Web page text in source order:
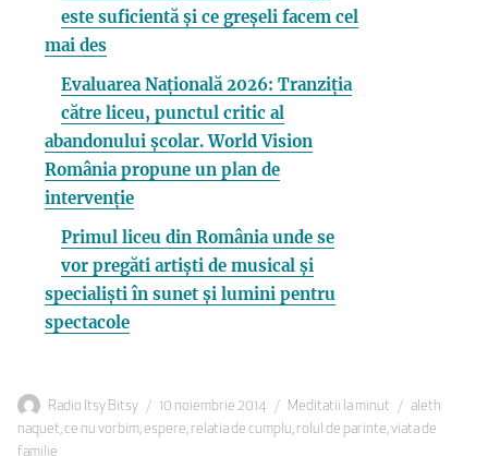
este suficientă și ce greșeli facem cel
mai des
Evaluarea Națională 2026: Tranziția
către liceu, punctul critic al
abandonului școlar. World Vision
România propune un plan de
intervenție
Primul liceu din România unde se
vor pregăti artiști de musical și
specialiști în sunet și lumini pentru
spectacole
Autor
Radio Itsy Bitsy
Publicat
pe
10 noiembrie 2014 Categorii
Meditatii la minut Etichete
aleth
naquet,ce nu vorbim,espere, relatia de cumplu, rolul de parinte,viata de
familie